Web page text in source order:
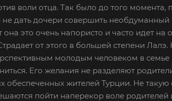
воли отца. Так было до того момента,
дать дочери совершить необдуманный
это очень напористо и часто идет на
от этого в большей степени Лалэ.
молодым человеком в семье
Его желания не разделяют
обеспеченных жителей Турции. Не такую
пойти наперекор воле родителей